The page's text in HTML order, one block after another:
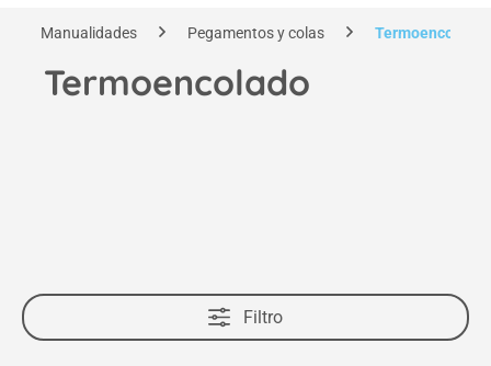
Manualidades Pegamentos y colas Termoencolado
Termoencolado
Filtro